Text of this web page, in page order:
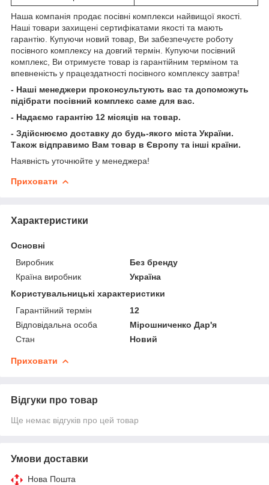
Наша компанія продає посівні комплекси найвищої якості.
Наші товари захищені сертифікатами якості та мають
гарантію. Купуючи новий товар, Ви забезпечуєте роботу
посівного комплексу на довгий термін. Купуючи посівний
комплекс, Ви отримуєте товар із гарантійним терміном та
впевненість у працездатності посівного комплексу завтра!
- Наші менеджери проконсультують вас та допоможуть
підібрати посівний комплекс саме для вас.
- Надаємо гарантію 12 місяців на товар.
- Здійснюємо доставку до будь-якого міста України.
Також відправимо Вам товар в Європу та інші країни.
Наявність уточнюйте у менеджера!
Приховати
Характеристики
Основні
Виробник
Без бренду
Країна виробник
Україна
Користувальницькі характеристики
Гарантійний термін
12
Відповідальна особа
Мірошниченко Дар'я
Стан
Новий
Приховати
Відгуки про товар
Ще немає відгуків про цей товар
Умови доставки
Нова Пошта